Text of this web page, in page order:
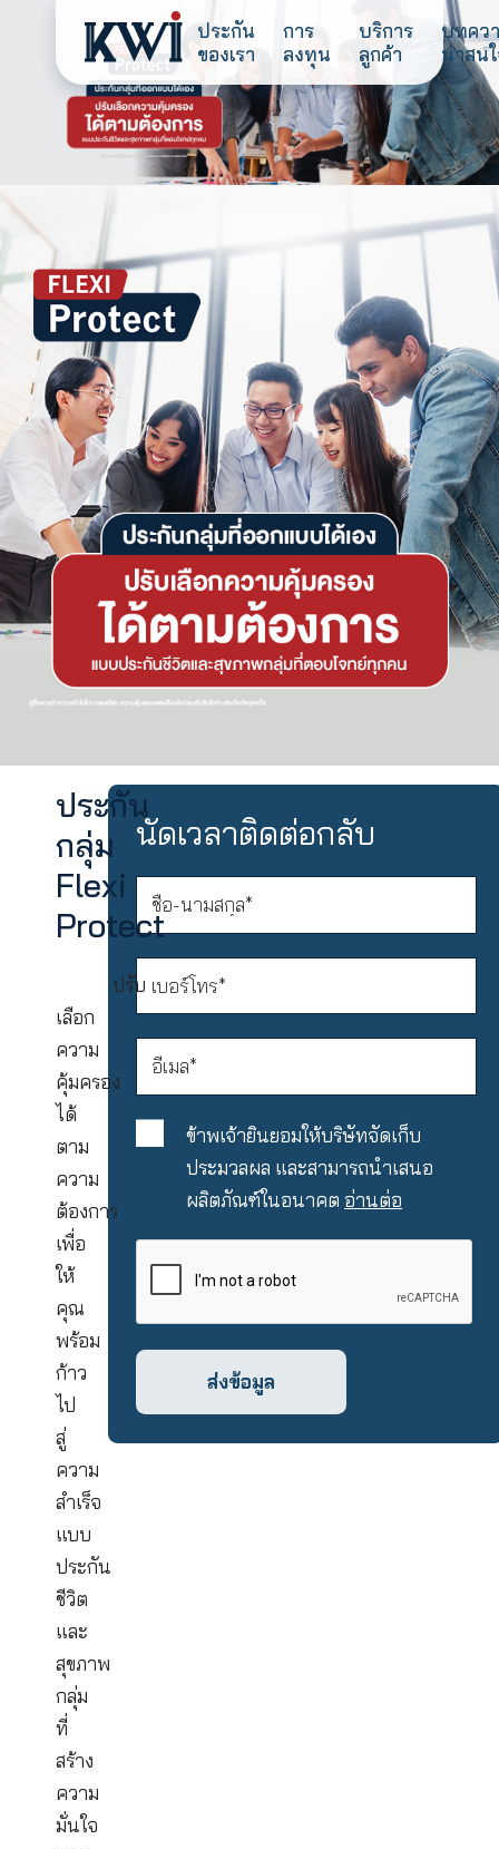
ประกัน
ของเรา
การ
ลงทุน
บริการ
ลูกค้า
นัดเวลาติดต่อกลับ
ข้าพเจ้ายินยอมให้บริษัทจัดเก็
ประมวลผล และสามารถนำเส
ประกัน
กลุ่ม
Flexi
Protect
เลือก
ความ
คุ้มครอง
ได้
ตาม
ความ
ต้องการ
เพื่อ
ให้
คุณ
พร้อม
ก้าว
ไป
สู่
ความ
สำเร็จ
แบบ